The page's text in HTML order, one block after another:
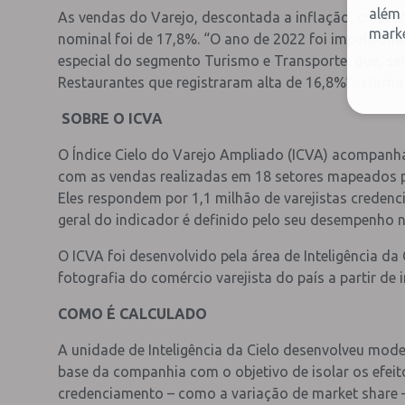
As vendas do Varejo, descontada a inflação,
nominal foi de 17,8%. “O ano de 2022 foi
especial do segmento Turismo e Transporte; que,
Restaurantes que registraram alta de 16,8%”,
SOBRE O ICVA
O Índice Cielo do Varejo Ampliado (ICVA)
com as vendas realizadas em 18 setores
Eles respondem por 1,1 milhão de varejistas
geral do indicador é definido pelo seu desempenho
O ICVA foi desenvolvido pela área de Inteligência
fotografia do comércio varejista do país a partir de
COMO É CALCULADO
A unidade de Inteligência da Cielo desenvolveu
base da companhia com o objetivo de isolar os
credenciamento – como a variação de market
além